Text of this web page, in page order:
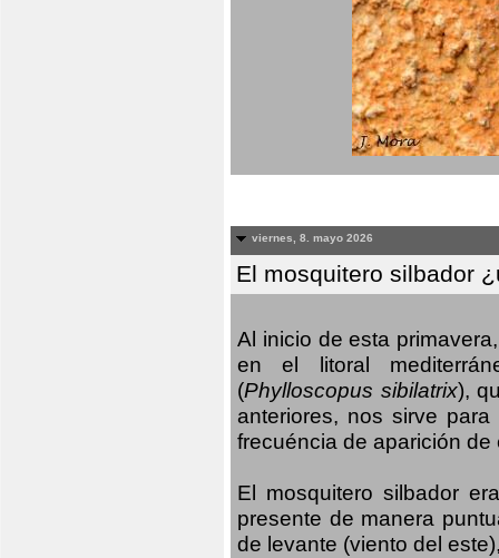
viernes, 8. mayo 2026
El mosquitero silbador
Al inicio de esta
en el litoral
(Phylloscopus sibilatrix),
anteriores, nos sirve
frecuéncia de aparición
El mosquitero silbador
presente de manera
de levante (viento del